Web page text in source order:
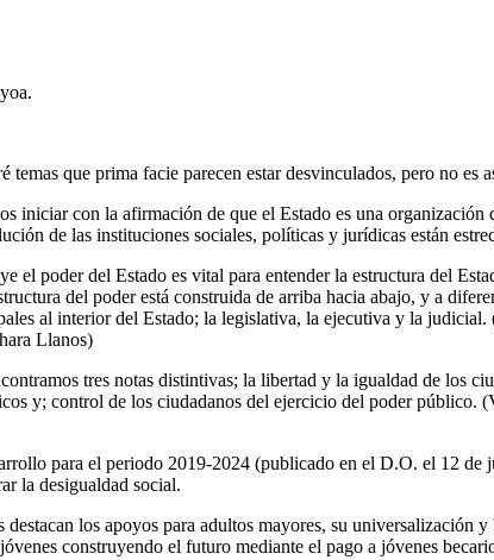
temas que prima facie parecen estar desvinculados, pero no es
iniciar con la afirmación de que el Estado es una
de las instituciones sociales, políticas y jurídicas están
el poder del Estado es vital para entender la estructura del
del poder está construida de arriba hacia abajo, y a
al interior del Estado; la legislativa, la ejecutiva y la
Llanos)
tres notas distintivas; la libertad y la igualdad de los
y; control de los ciudadanos del ejercicio del poder público.
para el periodo 2019-2024 (publicado en el D.O. el 12
la desigualdad social.
destacan los apoyos para adultos mayores, su universalización
construyendo el futuro mediante el pago a jóvenes